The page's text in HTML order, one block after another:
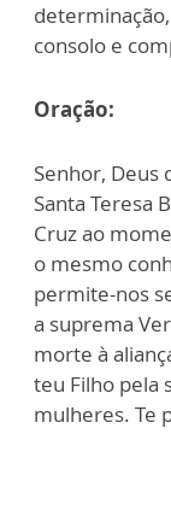
consolo e
Oração:
Senhor, Deus
Santa Teresa
Cruz ao
o mesmo
permite-nos
a suprema
morte à
teu Filho pela
mulheres. Te